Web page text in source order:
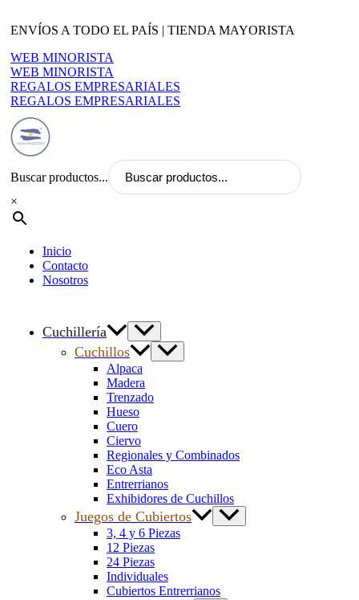
al
ENVÍOS A TODO EL PAÍS | TIENDA MAYORISTA
WEB MINORISTA
WEB MINORISTA
REGALOS EMPRESARIALES
REGALOS EMPRESARIALES
Buscar productos...
×
Inicio
Contacto
Nosotros
Cuchillería
Cuchillos
Alpaca
Madera
Trenzado
Hueso
Cuero
Ciervo
Regionales y Combinados
Eco Asta
Entrerrianos
Exhibidores de Cuchillos
Juegos de Cubiertos
3, 4 y 6 Piezas
12 Piezas
24 Piezas
Individuales
Cubiertos Entrerrianos